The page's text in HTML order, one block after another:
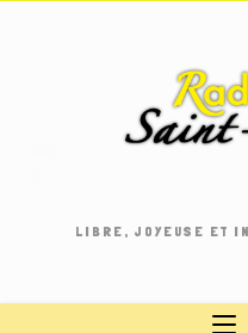
LIBRE, JOYEUSE ET